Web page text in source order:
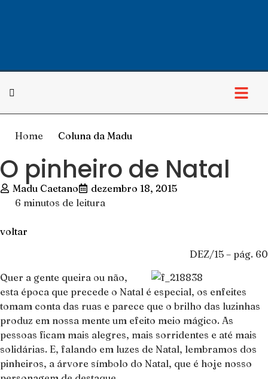
Home Coluna da Madu
O pinheiro de Natal
Madu Caetano
dezembro 18, 2015
6 minutos de leitura
voltar
DEZ/15 – pág. 60
Quer a gente queira ou não,
esta época que precede o Natal é especial, os enfeites
tomam conta das ruas e parece que o brilho das luzinhas
produz em nossa mente um efeito meio mágico. As
pessoas ficam mais alegres, mais sorridentes e até mais
solidárias. E, falando em luzes de Natal, lembramos dos
pinheiros, a árvore símbolo do Natal, que é hoje nosso